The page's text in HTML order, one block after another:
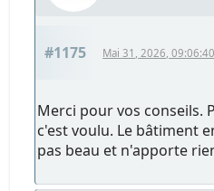
#1175 Mai 31, 2026, 09:06:40
Merci pour vos conseils.
c'est voulu. Le bâtiment
pas beau et n'apporte